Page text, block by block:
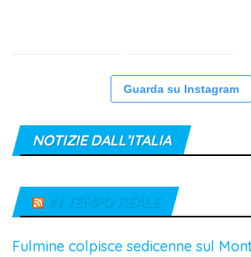
Guarda su Instagram
NOTIZIE DALL’ITALIA
IN TEMPO REALE
Fulmine colpisce sedicenne sul